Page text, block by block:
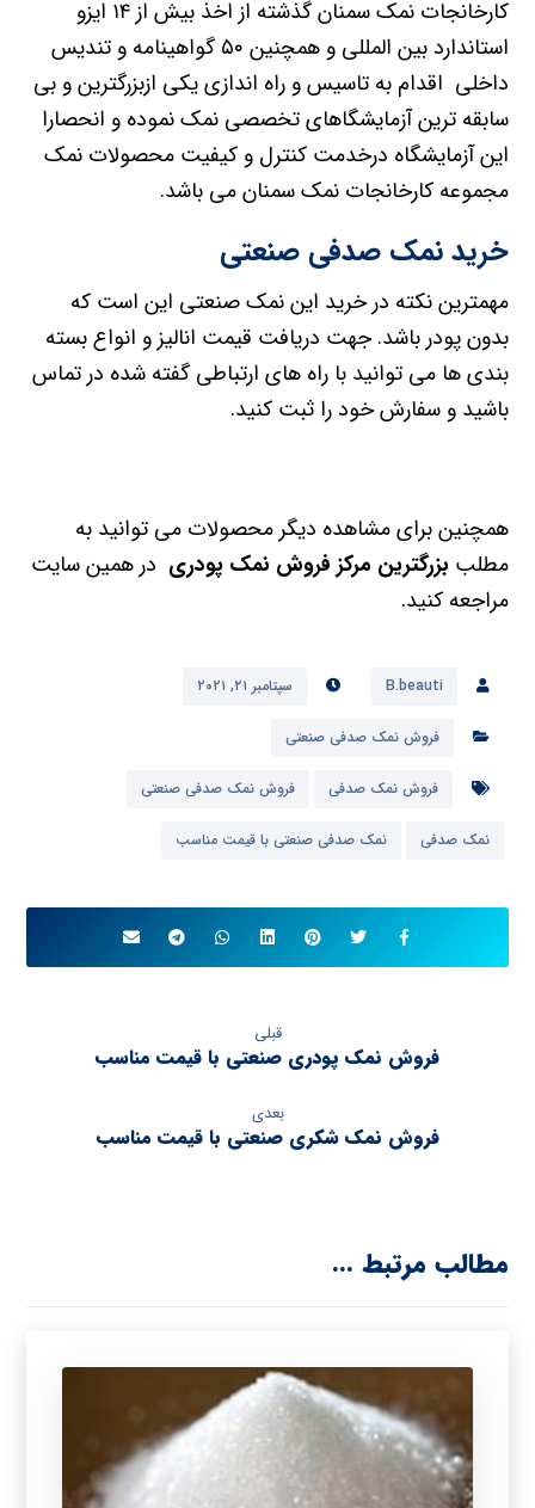
کارخانجات نمک سمنان گذشته از اخذ بیش از ۱۴ ایزو
استاندارد بین المللی و همچنین ۵۰ گواهینامه و تندیس
داخلی اقدام به تاسیس و راه اندازی یکی ازبزرگترین و بی
سابقه ترین آزمایشگاهای تخصصی نمک نموده و انحصارا
این آزمایشگاه درخدمت کنترل و کیفیت محصولات نمک
مجموعه کارخانجات نمک سمنان می باشد.
خرید نمک صدفی صنعتی
مهمترین نکته در خرید این نمک صنعتی این است که
بدون پودر باشد. جهت دریافت قیمت انالیز و انواع بسته
بندی ها می توانید با راه های ارتباطی گفته شده در تماس
باشید و سفارش خود را ثبت کنید.
همچنین برای مشاهده دیگر محصولات می توانید به
مطلب بزرگترین مرکز فروش نمک پودری در همین سایت
مراجعه کنید.
B.beauti سپتامبر ۲۱, ۲۰۲۱
فروش نمک صدفی صنعتی
فروش نمک صدفی فروش نمک صدفی صنعتی
نمک صدفی نمک صدفی صنعتی با قیمت مناسب
قبلی
فروش نمک پودری صنعتی با قیمت مناسب
بعدی
فروش نمک شکری صنعتی با قیمت مناسب
مطالب مرتبط ...